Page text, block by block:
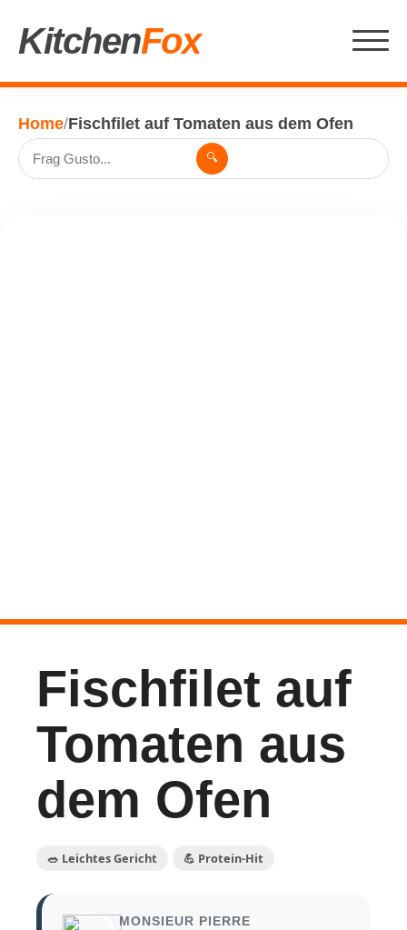
KitchenFox
Home/Fischfilet auf Tomaten aus dem Ofen
🔍
Fischfilet auf
Tomaten aus
dem Ofen
🥗 Leichtes Gericht 💪 Protein-Hit
MONSIEUR PIERRE